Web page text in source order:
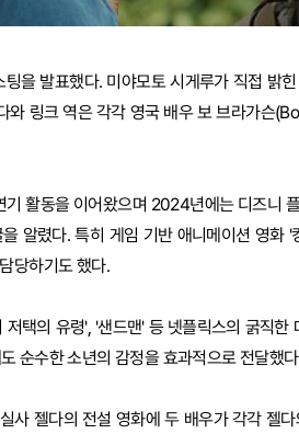
을 발표했다. 미야모토 시게루가 직접 밝
와 링크 역은 각각 영국 배우 보 브라가슨
활동을 이어왔으며 2024년에는 디즈니
알렸다. 특히 게임 기반 애니메이션 영화 '
당하기도 했다.
택의 유령', '샌드맨' 등 넷플릭스의 굵직
순수한 소년의 감정을 효과적으로 전달했
사 젤다의 전설 영화에 두 배우가 각각 젤